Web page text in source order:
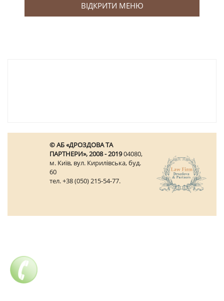
ВІДКРИТИ МЕНЮ
© АБ «ДРОЗДОВА ТА
ПАРТНЕРИ», 2008 - 201904080,
м. Київ, вул. Кирилівська, буд.
60
тел. +38 (050) 215-54-77.